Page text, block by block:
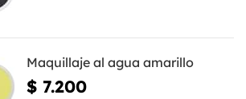
Maquillaje al agua amarillo
$ 7.200